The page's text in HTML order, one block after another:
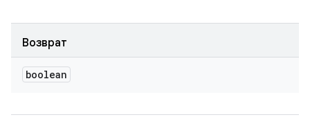
Возврат
boolean